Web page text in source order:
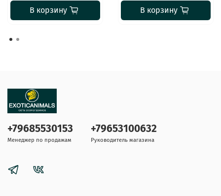
В корзину В корзину
+79685530153
Менеджер по продажам
+79653100632
Руководитель магазина